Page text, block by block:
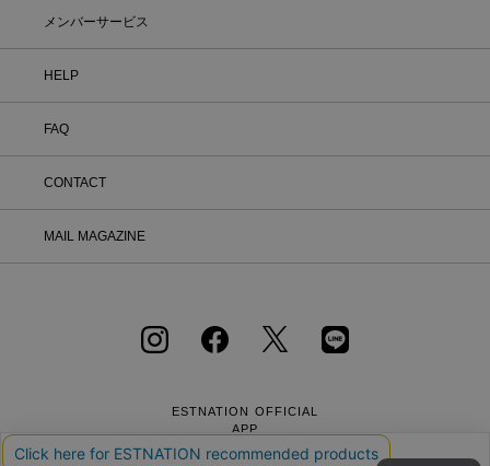
メンバーサービス
HELP
FAQ
CONTACT
MAIL MAGAZINE
ESTNATION OFFICIAL
APP